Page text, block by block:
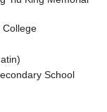
College
School